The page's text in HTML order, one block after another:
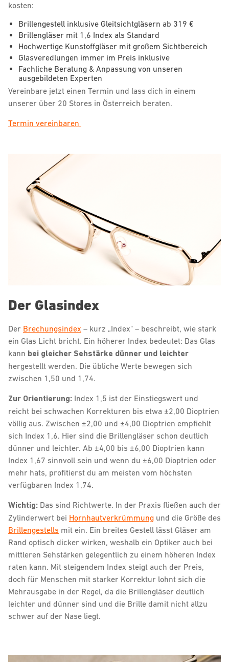
kosten:
Brillengestell inklusive Gleitsichtgläsern ab 319 €
Brillengläser mit 1,6 Index als Standard
Hochwertige Kunstoffgläser mit großem Sichtbereich
Glasveredlungen immer im Preis inklusive
Fachliche Beratung & Anpassung von unseren
ausgebildeten Experten
Vereinbare jetzt einen Termin und lass dich in einem
unserer über 20 Stores in Österreich beraten.
Termin vereinbaren
Der Glasindex
Der Brechungsindex – kurz „Index" – beschreibt, wie stark
ein Glas Licht bricht. Ein höherer Index bedeutet: Das Glas
kann bei gleicher Sehstärke dünner und leichter
hergestellt werden. Die übliche Werte bewegen sich
zwischen 1,50 und 1,74.
Zur Orientierung: Index 1,5 ist der Einstiegswert und
reicht bei schwachen Korrekturen bis etwa ±2,00 Dioptrien
völlig aus. Zwischen ±2,00 und ±4,00 Dioptrien empfiehlt
sich Index 1,6. Hier sind die Brillengläser schon deutlich
dünner und leichter. Ab ±4,00 bis ±6,00 Dioptrien kann
Index 1,67 sinnvoll sein und wenn du ±6,00 Dioptrien oder
mehr hats, profitierst du am meisten vom höchsten
verfügbaren Index 1,74.
Wichtig: Das sind Richtwerte. In der Praxis fließen auch der
Zylinderwert bei Hornhautverkrümmung und die Größe des
Brillengestells mit ein. Ein breites Gestell lässt Gläser am
Rand optisch dicker wirken, weshalb ein Optiker auch bei
mittleren Sehstärken gelegentlich zu einem höheren Index
raten kann. Mit steigendem Index steigt auch der Preis,
doch für Menschen mit starker Korrektur lohnt sich die
Mehrausgabe in der Regel, da die Brillengläser deutlich
leichter und dünner sind und die Brille damit nicht allzu
schwer auf der Nase liegt.